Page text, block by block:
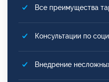
Все преимущества
Консультации по
Внедрение